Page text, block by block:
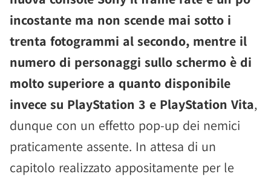
incostante ma non scende mai sotto i
trenta fotogrammi al secondo, mentre il
numero di personaggi sullo schermo è di
molto superiore a quanto disponibile
invece su PlayStation 3 e PlayStation Vita,
dunque con un effetto pop-up dei nemici
praticamente assente. In attesa di un
capitolo realizzato appositamente per le